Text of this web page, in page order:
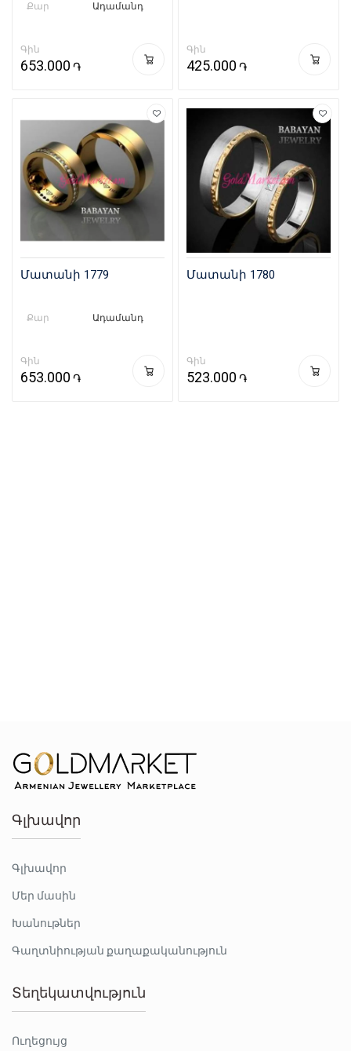
Քար Ադամանդ
Գին
653.000 ֏
Գին
425.000 ֏
Մատանի 1779
Քար Ադամանդ
Գին
653.000 ֏
Մատանի 1780
Գին
523.000 ֏
Գլխավոր
Գլխավոր
Մեր մասին
Խանութներ
Գաղտնիության քաղաքականություն
Տեղեկատվություն
Ուղեցույց